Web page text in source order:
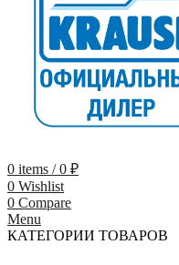
0 items / 0 ₽
0 Wishlist
0 Compare
Menu
КАТЕГОРИИ ТОВАРОВ